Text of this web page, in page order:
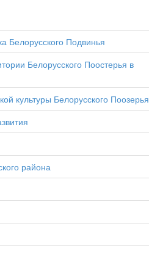
Белорусского Подвинья
Белорусского Поостерья в
культуры Белорусского Поозерья
района